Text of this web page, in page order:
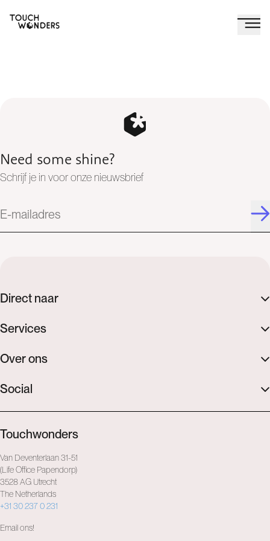
Need some shine?
Schrijf je in voor onze nieuwsbrief
E-mailadres
Direct naar
Services
Over ons
Social
Touchwonders
Van Deventerlaan 31-51
(Life Office Papendorp)
3528 AG Utrecht
The Netherlands
+31 30 237 0 231
Email ons!